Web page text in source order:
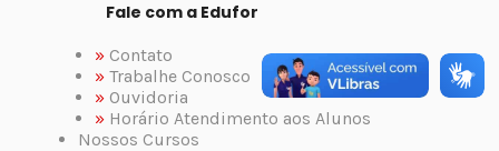
Fale com a Edufor
» Contato
» Trabalhe Conosco
» Ouvidoria
» Horário Atendimento aos Alunos
Nossos Cursos